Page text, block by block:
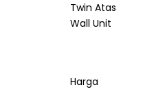
Twin Atas
Wall Unit
Harga